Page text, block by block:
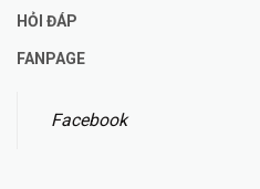
HỎI ĐÁP
FANPAGE
Facebook